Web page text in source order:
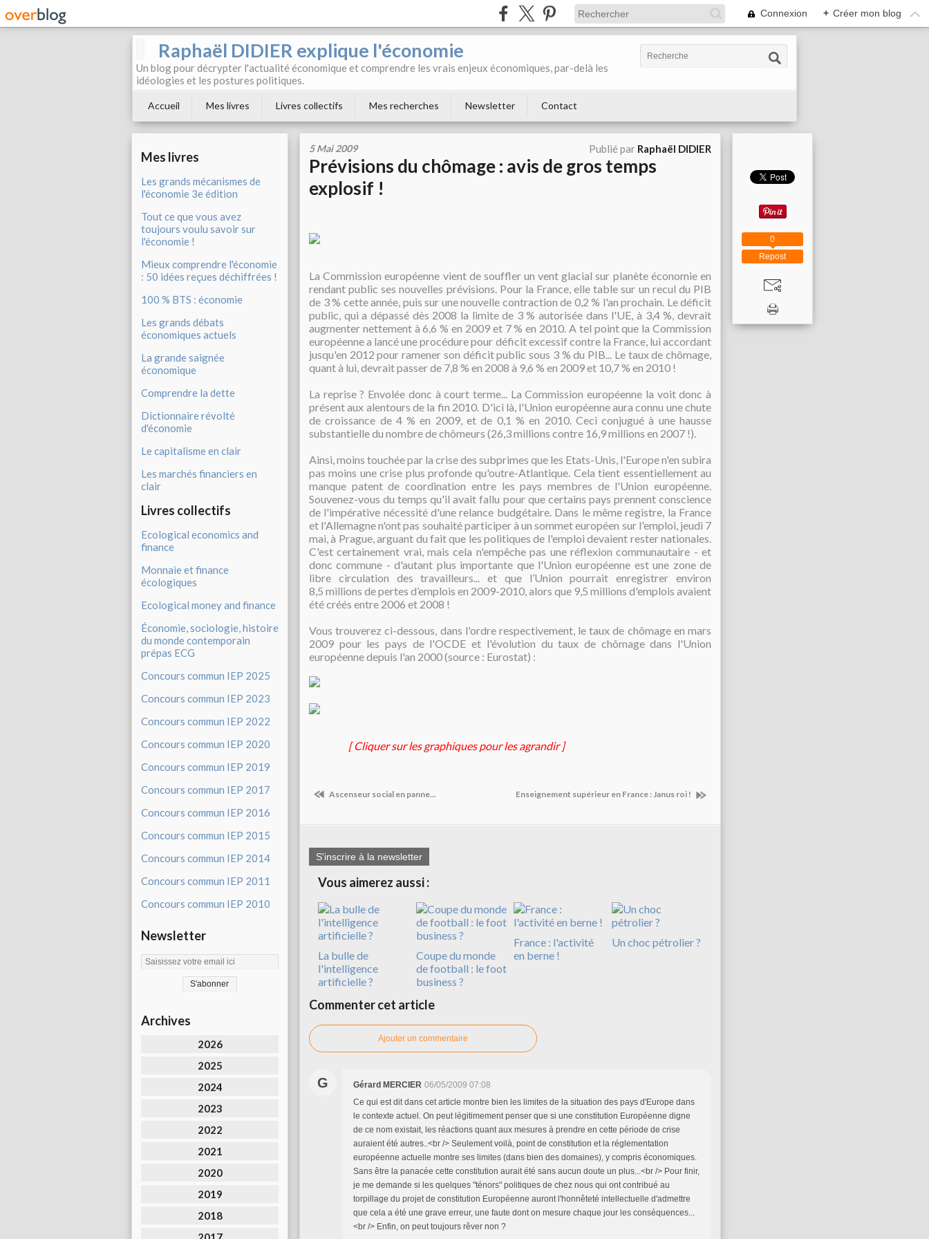
Connexion + Créer mon blog
Raphaël DIDIER explique l'économie
Un blog pour décrypter l'actualité économique et comprendre les vrais enjeux économiques, par-delà les
idéologies et les postures politiques.
Accueil Mes livres Livres collectifs Mes recherches Newsletter Contact
Mes livres
Les grands mécanismes de
l'économie 3e édition
Tout ce que vous avez
toujours voulu savoir sur
l'économie !
Mieux comprendre l'économie
: 50 idées reçues déchiffrées !
100 % BTS : économie
Les grands débats
économiques actuels
La grande saignée
économique
Comprendre la dette
Dictionnaire révolté
d'économie
Le capitalisme en clair
Les marchés financiers en
clair
Livres collectifs
Ecological economics and
finance
Monnaie et finance
écologiques
Ecological money and finance
Économie, sociologie, histoire
du monde contemporain
prépas ECG
Concours commun IEP 2025
Concours commun IEP 2023
Concours commun IEP 2022
Concours commun IEP 2020
Concours commun IEP 2019
Concours commun IEP 2017
Concours commun IEP 2016
Concours commun IEP 2015
Concours commun IEP 2014
Concours commun IEP 2011
Concours commun IEP 2010
Newsletter
Archives
2026
2025
2024
2023
2022
2021
2020
2019
2018
5 Mai 2009 Publié par Raphaël DIDIER
Prévisions du chômage : avis de gros temps
explosif !
La Commission européenne vient de souffler un vent glacial sur planète économie en
rendant public ses nouvelles prévisions. Pour la France, elle table sur un recul du PIB
de 3 % cette année, puis sur une nouvelle contraction de 0,2 % l'an prochain. Le déficit
public, qui a dépassé dès 2008 la limite de 3 % autorisée dans l'UE, à 3,4 %, devrait
augmenter nettement à 6,6 % en 2009 et 7 % en 2010. A tel point que la Commission
européenne a lancé une procédure pour déficit excessif contre la France, lui accordant
jusqu'en 2012 pour ramener son déficit public sous 3 % du PIB... Le taux de chômage,
quant à lui, devrait passer de 7,8 % en 2008 à 9,6 % en 2009 et 10,7 % en 2010 !
La reprise ? Envolée donc à court terme... La Commission européenne la voit donc à
présent aux alentours de la fin 2010. D'ici là, l'Union européenne aura connu une chute
de croissance de 4 % en 2009, et de 0,1 % en 2010. Ceci conjugué à une hausse
substantielle du nombre de chômeurs (26,3 millions contre 16,9 millions en 2007 !).
Ainsi, moins touchée par la crise des subprimes que les Etats-Unis, l'Europe n'en subira
pas moins une crise plus profonde qu'outre-Atlantique. Cela tient essentiellement au
manque patent de coordination entre les pays membres de l'Union européenne.
Souvenez-vous du temps qu'il avait fallu pour que certains pays prennent conscience
de l'impérative nécessité d'une relance budgétaire. Dans le même registre, la France
et l'Allemagne n'ont pas souhaité participer à un sommet européen sur l'emploi, jeudi 7
mai, à Prague, arguant du fait que les politiques de l'emploi devaient rester nationales.
C'est certainement vrai, mais cela n'empêche pas une réflexion communautaire - et
donc commune - d'autant plus importante que l'Union européenne est une zone de
libre circulation des travailleurs... et que l’Union pourrait enregistrer environ
8,5 millions de pertes d’emplois en 2009-2010, alors que 9,5 millions d'emplois avaient
été créés entre 2006 et 2008 !
Vous trouverez ci-dessous, dans l'ordre respectivement, le taux de chômage en mars
2009 pour les pays de l'OCDE et l'évolution du taux de chômage dans l'Union
européenne depuis l'an 2000 (source : Eurostat) :
[ Cliquer sur les graphiques pour les agrandir ]
Ascenseur social en panne... Enseignement supérieur en France : Janus roi !
S'inscrire à la newsletter
Vous aimerez aussi :
La bulle de
l'intelligence
artificielle ?
Coupe du monde
de football : le foot
business ?
France : l'activité
en berne !
Un choc pétrolier ?
Commenter cet article
Ajouter un commentaire
G Gérard MERCIER 06/05/2009 07:08
Ce qui est dit dans cet article montre bien les limites de la situation des pays d'Europe dans
le contexte actuel. On peut légitimement penser que si une constitution Européenne digne
de ce nom existait, les réactions quant aux mesures à prendre en cette période de crise
auraient été autres..<br /> Seulement voilà, point de constitution et la réglementation
européenne actuelle montre ses limites (dans bien des domaines), y compris économiques.
Sans être la panacée cette constitution aurait été sans aucun doute un plus...<br /> Pour finir,
je me demande si les quelques "ténors" politiques de chez nous qui ont contribué au
torpillage du projet de constitution Européenne auront l'honnêteté intellectuelle d'admettre
que cela a été une grave erreur, une faute dont on mesure chaque jour les conséquences...
<br /> Enfin, on peut toujours rêver non ?
Repost
0